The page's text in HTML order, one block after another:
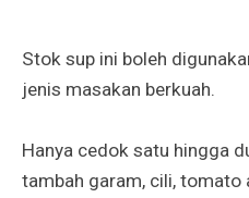
Stok sup ini boleh
jenis masakan berkuah.
Hanya cedok satu hingga
tambah garam, cili, tomato